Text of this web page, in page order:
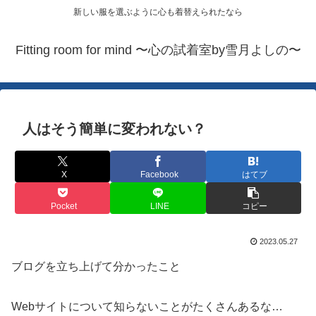
新しい服を選ぶように心も着替えられたなら
Fitting room for mind 〜心の試着室by雪月よしの〜
人はそう簡単に変われない？
X Facebook はてブ
Pocket LINE コピー
2023.05.27
ブログを立ち上げて分かったこと
Webサイトについて知らないことがたくさんあるな…